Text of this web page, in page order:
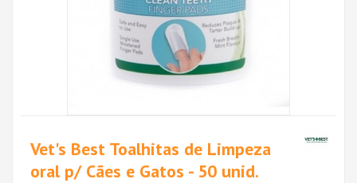
Vet's Best Toalhitas de Limpeza
oral p/ Cães e Gatos - 50 unid.